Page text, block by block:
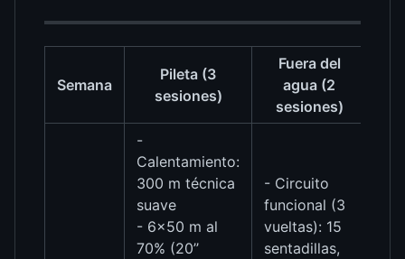
Semana
Pileta (3
sesiones)
Fuera del
agua (2
sesiones)
-
Calentamiento:
300 m técnica
suave
- 6×50 m al
70% (20’’
- Circuito
funcional (3
vueltas): 15
sentadillas,